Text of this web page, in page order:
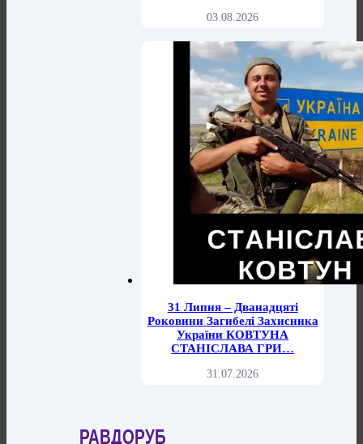
03.08.2026
31 Липня – Дванадцяті
Роковини Загибелі Захисника
України КОВТУНА
СТАНІСЛАВА ГРИ…
31.07.2026
РАВДОРУБ